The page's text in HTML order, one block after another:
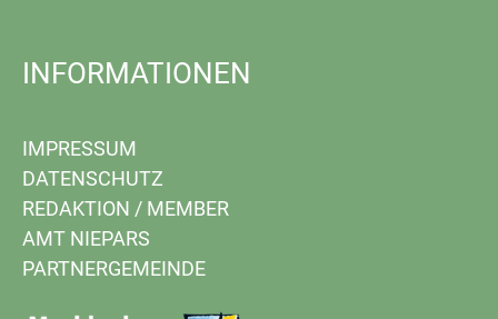
INFORMATIONEN
IMPRESSUM
DATENSCHUTZ
REDAKTION / MEMBER
AMT NIEPARS
PARTNERGEMEINDE